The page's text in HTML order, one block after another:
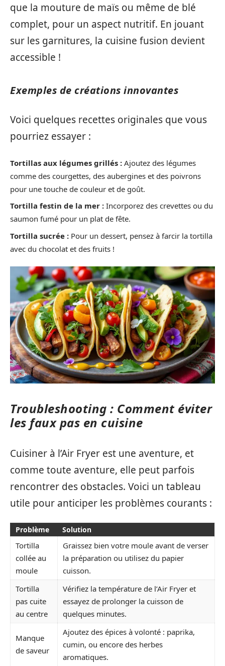
que la mouture de maïs ou même de blé
complet, pour un aspect nutritif. En jouant
sur les garnitures, la cuisine fusion devient
accessible !
Exemples de créations innovantes
Voici quelques recettes originales que vous
pourriez essayer :
Tortillas aux légumes grillés : Ajoutez des légumes
comme des courgettes, des aubergines et des poivrons
pour une touche de couleur et de goût.
Tortilla festin de la mer : Incorporez des crevettes ou du
saumon fumé pour un plat de fête.
Tortilla sucrée : Pour un dessert, pensez à farcir la tortilla
avec du chocolat et des fruits !
Troubleshooting : Comment éviter
les faux pas en cuisine
Cuisiner à l’Air Fryer est une aventure, et
comme toute aventure, elle peut parfois
rencontrer des obstacles. Voici un tableau
utile pour anticiper les problèmes courants :
Problème Solution
Tortilla
collée au
moule
Graissez bien votre moule avant de verser
la préparation ou utilisez du papier
cuisson.
Tortilla
pas cuite
au centre
Vérifiez la température de l’Air Fryer et
essayez de prolonger la cuisson de
quelques minutes.
Manque
de saveur
Ajoutez des épices à volonté : paprika,
cumin, ou encore des herbes
aromatiques.